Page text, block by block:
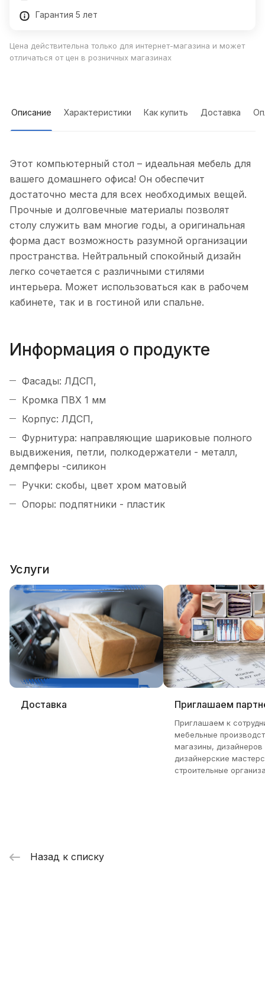
Гарантия 5 лет
Цена действительна только для интернет-магазина и может
отличаться от цен в розничных магазинах
Описание Характеристики Как купить Доставка
Этот компьютерный стол – идеальная мебель для
вашего домашнего офиса! Он обеспечит
достаточно места для всех необходимых вещей.
Прочные и долговечные материалы позволят
столу служить вам многие годы, а оригинальная
форма даст возможность разумной организации
пространства. Нейтральный спокойный дизайн
легко сочетается с различными стилями
интерьера. Может использоваться как в рабочем
кабинете, так и в гостиной или спальне.
Информация о продукте
Фасады: ЛДСП,
Кромка ПВХ 1 мм
Корпус: ЛДСП,
Фурнитура: направляющие шариковые полного
выдвижения, петли, полкодержатели - металл,
демпферы -силикон
Ручки: скобы, цвет хром матовый
Опоры: подпятники - пластик
Услуги
Доставка Приглашаем
Приглашаем к
мебельные
магазины, дизайнеров
дизайнерские
строительные
Назад к списку